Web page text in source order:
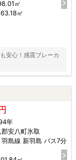
㎡
㎡
安心！感震ブレーカ
年
安八町氷取
島線 新羽島 バス7分